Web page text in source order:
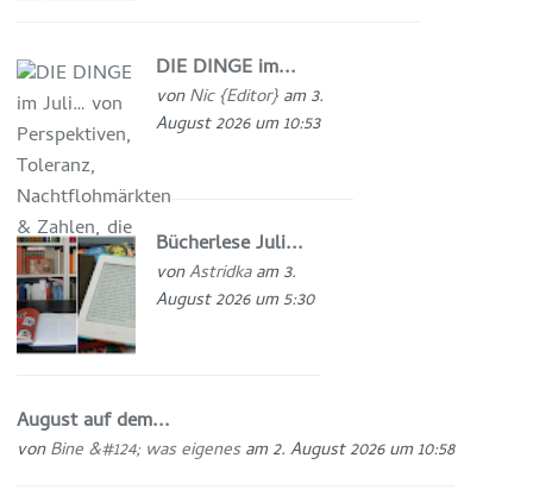
DIE DINGE im...
vonNic {Editor} am 3.
August 2026 um 10:53
Bücherlese Juli...
vonAstridkaam 3.
August 2026 um 5:30
August auf dem...
vonBine &#124; was eigenesam 2. August 2026 um 10:58